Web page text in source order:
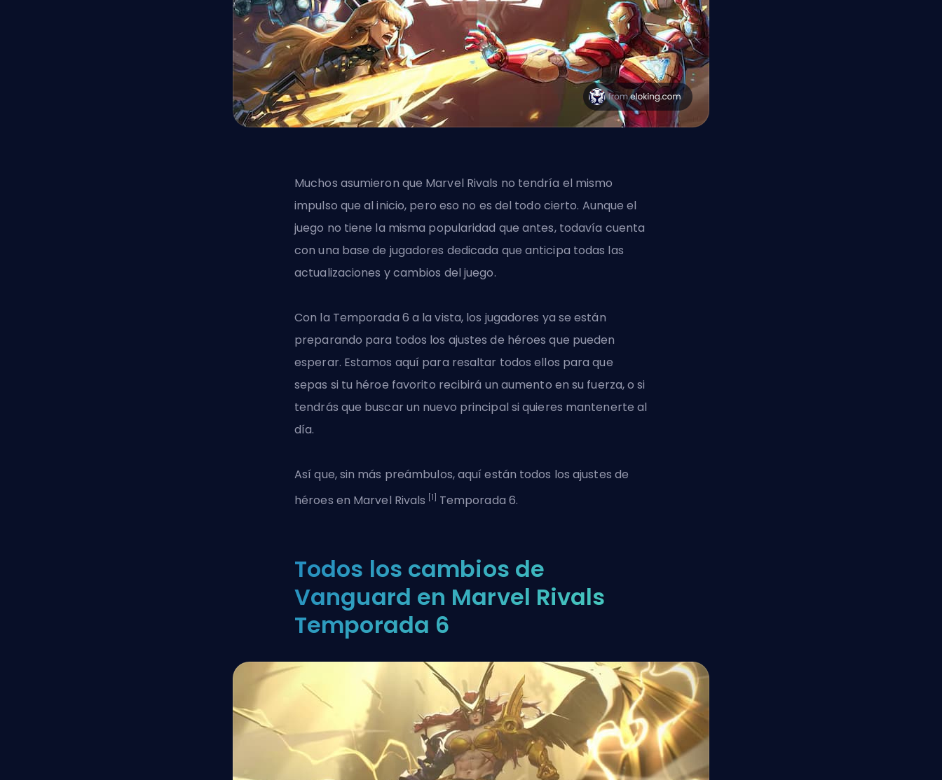
Muchos asumieron que Marvel Rivals no tendría el mismo
impulso que al inicio, pero eso no es del todo cierto. Aunque el
juego no tiene la misma popularidad que antes, todavía cuenta
con una base de jugadores dedicada que anticipa todas las
actualizaciones y cambios del juego.
Con la Temporada 6 a la vista, los jugadores ya se están
preparando para todos los ajustes de héroes que pueden
esperar. Estamos aquí para resaltar todos ellos para que
sepas si tu héroe favorito recibirá un aumento en su fuerza, o si
tendrás que buscar un nuevo principal si quieres mantenerte al
día.
Así que, sin más preámbulos, aquí están todos los ajustes de
héroes en Marvel Rivals [1] Temporada 6.
Todos los cambios de
Vanguard en Marvel Rivals
Temporada 6